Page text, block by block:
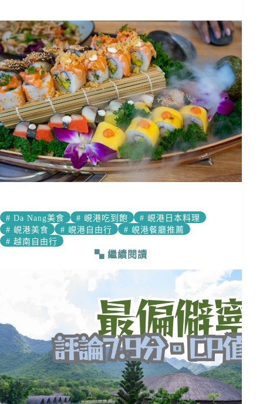
# Da Nang美食 # 峴港吃到飽 # 峴港日本料理
# 峴港美食 # 峴港自由行 # 峴港餐廳推薦
# 越南自由行
繼續閱讀